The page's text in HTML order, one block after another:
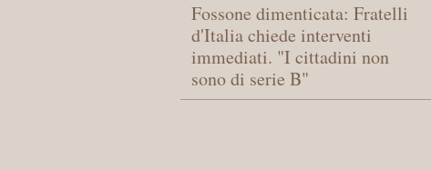
Fossone dimenticata: Fratelli
d'Italia chiede interventi
immediati. "I cittadini non
sono di serie B"